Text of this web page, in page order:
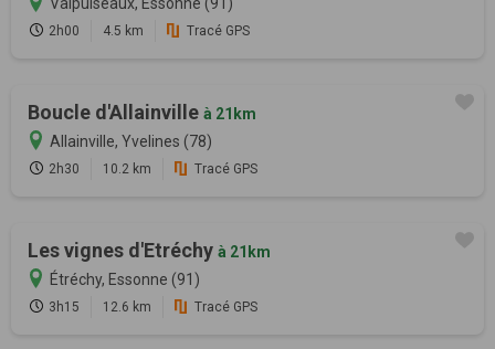
2h00 4.5 km Tracé GPS
Boucle d'Allainville à 21km
Allainville, Yvelines (78)
2h30 10.2 km Tracé GPS
Les vignes d'Etréchy à 21km
Étréchy, Essonne (91)
3h15 12.6 km Tracé GPS